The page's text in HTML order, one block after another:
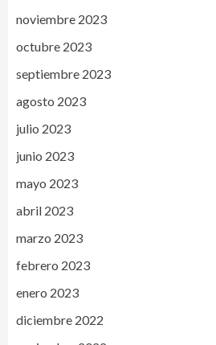
noviembre 2023
octubre 2023
septiembre 2023
agosto 2023
julio 2023
junio 2023
mayo 2023
abril 2023
marzo 2023
febrero 2023
enero 2023
diciembre 2022